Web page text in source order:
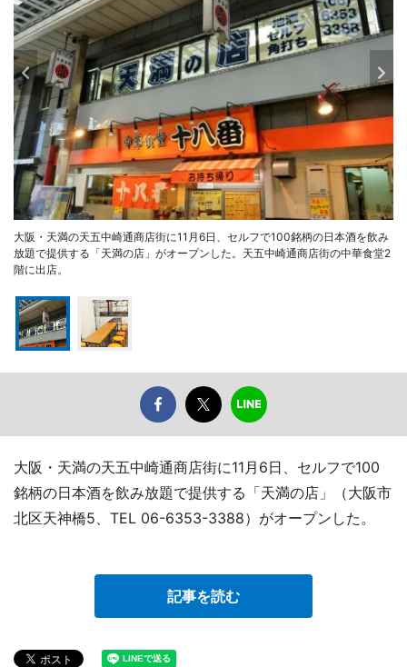
大阪・天満の天五中崎通商店街に11月6日、セルフで100銘柄の日本酒を飲み
放題で提供する「天満の店」がオープンした。天五中崎通商店街の中華食堂2
階に出店。
大阪・天満の天五中崎通商店街に11月6日、セルフで100
銘柄の日本酒を飲み放題で提供する「天満の店」（大阪市
北区天神橋5、TEL 06-6353-3388）がオープンした。
記事を読む